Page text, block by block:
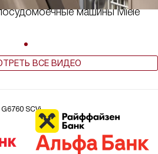
машины Miele
ВСЕ ВИДЕО
SCVi